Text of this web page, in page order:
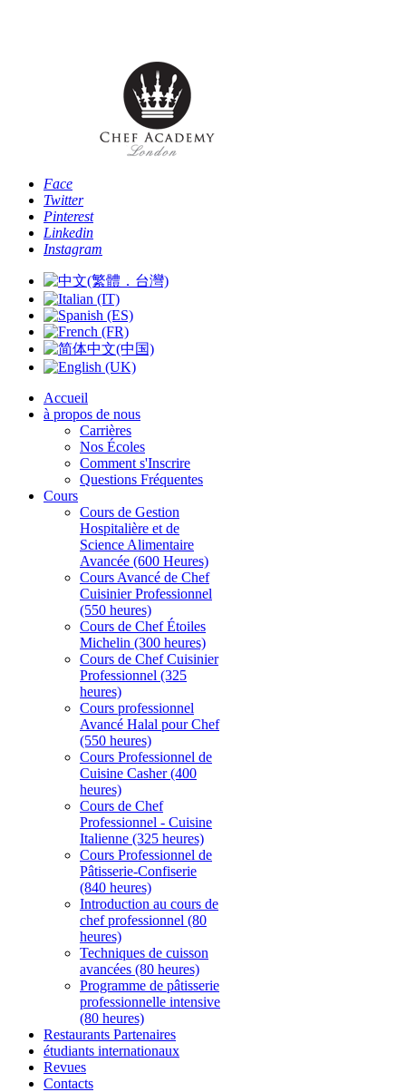
Face
Twitter
Pinterest
Linkedin
Instagram
Accueil
à propos de nous
Carrières
Nos Écoles
Comment s'Inscrire
Questions Fréquentes
Cours
Cours de Gestion
Hospitalière et de
Science Alimentaire
Avancée (600 Heures)
Cours Avancé de Chef
Cuisinier Professionnel
(550 heures)
Cours de Chef Étoiles
Michelin (300 heures)
Cours de Chef Cuisinier
Professionnel (325
heures)
Cours professionnel
Avancé Halal pour Chef
(550 heures)
Cours Professionnel de
Cuisine Casher (400
heures)
Cours de Chef
Professionnel - Cuisine
Italienne (325 heures)
Cours Professionnel de
Pâtisserie-Confiserie
(840 heures)
Introduction au cours de
chef professionnel (80
heures)
Techniques de cuisson
avancées (80 heures)
Programme de pâtisserie
professionnelle intensive
(80 heures)
Restaurants Partenaires
étudiants internationaux
Revues
Contacts